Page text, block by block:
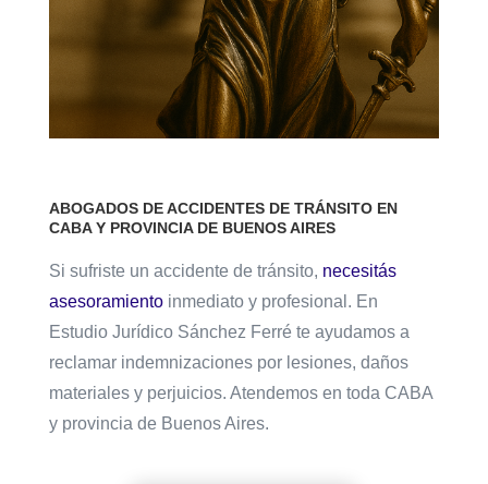
ABOGADOS DE ACCIDENTES DE TRÁNSITO EN
CABA Y PROVINCIA DE BUENOS AIRES
Si sufriste un accidente de tránsito, necesitás
asesoramientoinmediato y profesional. En
Estudio Jurídico Sánchez Ferré te ayudamos a
reclamar indemnizaciones por lesiones, daños
materiales y perjuicios. Atendemos en toda CABA
y provincia de Buenos Aires.